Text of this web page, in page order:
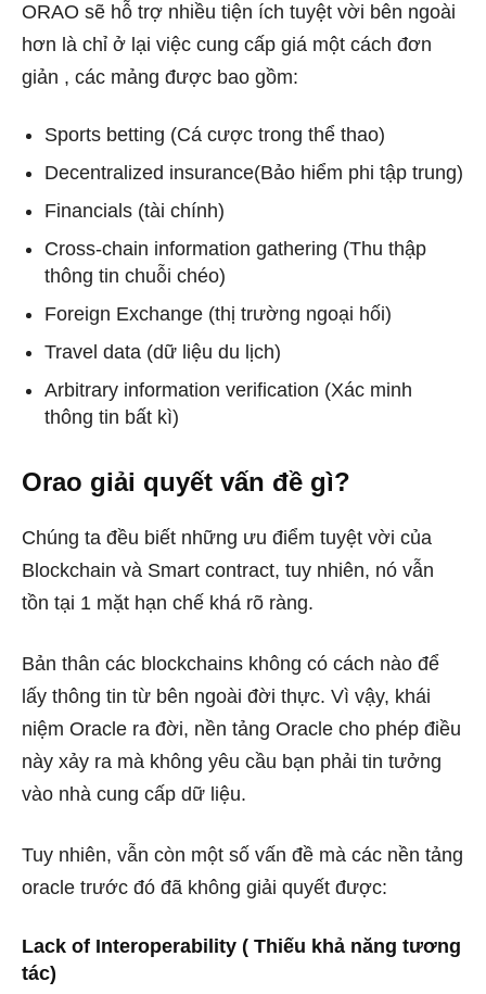
ORAO sẽ hỗ trợ nhiều tiện ích tuyệt vời bên ngoài
hơn là chỉ ở lại việc cung cấp giá một cách đơn
giản , các mảng được bao gồm:
Sports betting (Cá cược trong thể thao)
Decentralized insurance(Bảo hiểm phi tập trung)
Financials (tài chính)
Cross-chain information gathering (Thu thập
thông tin chuỗi chéo)
Foreign Exchange (thị trường ngoại hối)
Travel data (dữ liệu du lịch)
Arbitrary information verification (Xác minh
thông tin bất kì)
Orao giải quyết vấn đề gì?
Chúng ta đều biết những ưu điểm tuyệt vời của
Blockchain và Smart contract, tuy nhiên, nó vẫn
tồn tại 1 mặt hạn chế khá rõ ràng.
Bản thân các blockchains không có cách nào để
lấy thông tin từ bên ngoài đời thực. Vì vậy, khái
niệm Oracle ra đời, nền tảng Oracle cho phép điều
này xảy ra mà không yêu cầu bạn phải tin tưởng
vào nhà cung cấp dữ liệu.
Tuy nhiên, vẫn còn một số vấn đề mà các nền tảng
oracle trước đó đã không giải quyết được:
Lack of Interoperability ( Thiếu khả năng tương
tác)